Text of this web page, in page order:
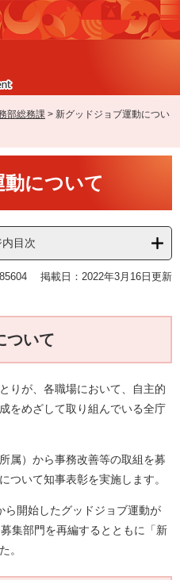
部総務課 > 新グッドジョブ運動につい
について
目次
掲載日：2022年3月16日更新
ついて
りが、各職場において、自主的
をめざして取り組んでいる全庁
属）から事務改善等の取組を募
ついて知事表彰を実施します。
開始したグッドジョブ運動が
集部門を再編するとともに「新
。